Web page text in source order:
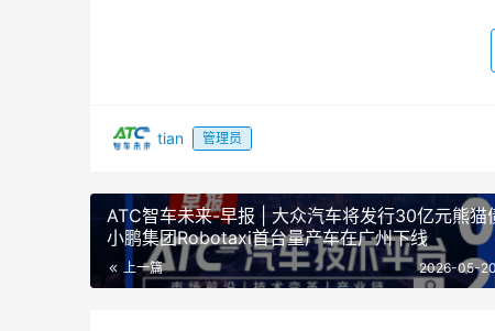
活动致辞中，青岛高新区工委副书记、管
原国务院参事，国家制造强国建设战略咨询
字化、QI一体化建设的变革，必须加快建设现代
量战略专家咨询委员副主任委员，哈尔滨工业大
技术国家重点学科带头人谭久彬通过视频演讲形
tian 管理员
ATC智车未来-早报 | 大众汽车将发行30亿元熊猫
小鹏集团Robotaxi首台量产车在广州下线
上一篇 2026-05-